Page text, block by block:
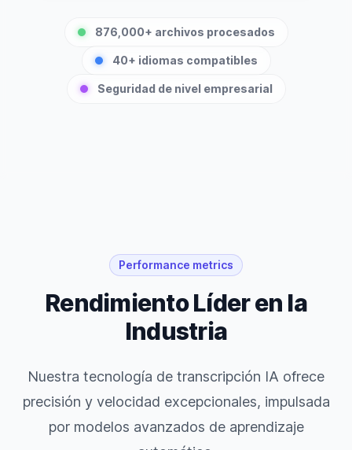
876,000+ archivos procesados
40+ idiomas compatibles
Seguridad de nivel empresarial
Performance metrics
Rendimiento Líder en la
Industria
Nuestra tecnología de transcripción IA ofrece
precisión y velocidad excepcionales, impulsada
por modelos avanzados de aprendizaje